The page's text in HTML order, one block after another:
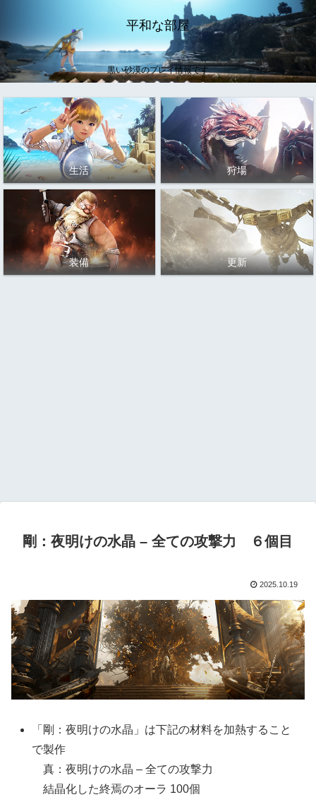
平和な部屋
黒い砂漠のプレイ情報です
生活 狩場
装備 更新
剛：夜明けの水晶 – 全ての攻撃力 ６個目
2025.10.19
「剛：夜明けの水晶」は下記の材料を加熱すること
で製作
真：夜明けの水晶 – 全ての攻撃力
結晶化した終焉のオーラ 100個